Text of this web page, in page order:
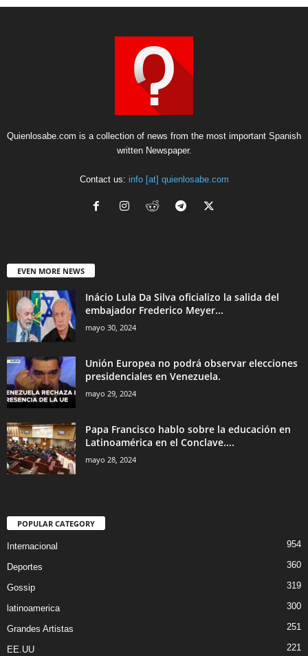
Quienlosabe.com is a collection of news from the most important Spanish
written Newspaper.
Contact us: info [at] quienlosabe.com
EVEN MORE NEWS
Inácio Lula Da Silva oficializo la salida del
embajador Frederico Meyer...
mayo 30, 2024
Unión Europea no podrá observar elecciones
presidenciales en Venezuela.
mayo 29, 2024
Papa Francisco hablo sobre la educación en
Latinoamérica en el Conclave....
mayo 28, 2024
POPULAR CATEGORY
Internacional 954
Deportes 360
Gossip 319
latinoamerica 300
Grandes Artistas 251
EE.UU 221